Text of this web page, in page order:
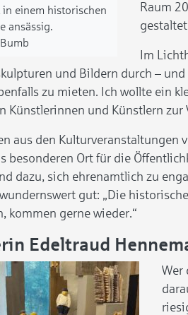
in einem historischen
ansässig.
Raum
Im
und Bildern durch –
zu mieten. Ich wollte ein
Künstlerinnen und Künstlern zur
aus den Kulturveranstaltungen
besonderen Ort für die
dazu, sich ehrenamtlich zu
gut: „Die
kommen gerne wieder.“
Edeltraud
Wer